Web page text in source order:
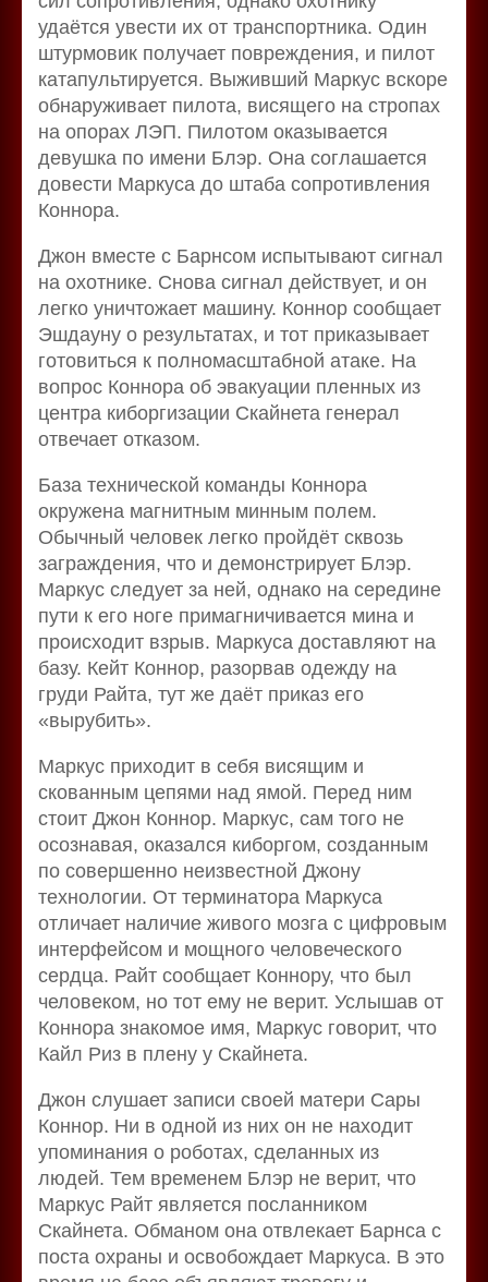
удаётся увести их от транспортника. Один
штурмовик получает повреждения, и пилот
катапультируется. Выживший Маркус вскоре
обнаруживает пилота, висящего на стропах
на опорах ЛЭП. Пилотом оказывается
девушка по имени Блэр. Она соглашается
довести Маркуса до штаба сопротивления
Коннора.
Джон вместе с Барнсом испытывают сигнал
на охотнике. Снова сигнал действует, и он
легко уничтожает машину. Коннор сообщает
Эшдауну о результатах, и тот приказывает
готовиться к полномасштабной атаке. На
вопрос Коннора об эвакуации пленных из
центра киборгизации Скайнета генерал
отвечает отказом.
База технической команды Коннора
окружена магнитным минным полем.
Обычный человек легко пройдёт сквозь
заграждения, что и демонстрирует Блэр.
Маркус следует за ней, однако на середине
пути к его ноге примагничивается мина и
происходит взрыв. Маркуса доставляют на
базу. Кейт Коннор, разорвав одежду на
груди Райта, тут же даёт приказ его
«вырубить».
Маркус приходит в себя висящим и
скованным цепями над ямой. Перед ним
стоит Джон Коннор. Маркус, сам того не
осознавая, оказался киборгом, созданным
по совершенно неизвестной Джону
технологии. От терминатора Маркуса
отличает наличие живого мозга с цифровым
интерфейсом и мощного человеческого
сердца. Райт сообщает Коннору, что был
человеком, но тот ему не верит. Услышав от
Коннора знакомое имя, Маркус говорит, что
Кайл Риз в плену у Скайнета.
Джон слушает записи своей матери Сары
Коннор. Ни в одной из них он не находит
упоминания о роботах, сделанных из
людей. Тем временем Блэр не верит, что
Маркус Райт является посланником
Скайнета. Обманом она отвлекает Барнса с
поста охраны и освобождает Маркуса. В это